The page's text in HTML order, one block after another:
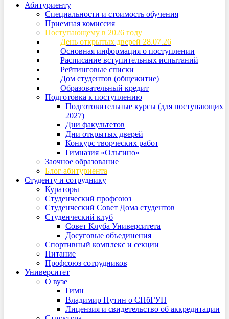
Абитуриенту
Специальности и стоимость обучения
Приемная комиссия
Поступающему в 2026 году
День открытых дверей 28.07.26
Основная информация о поступлении
Расписание вступительных испытаний
Рейтинговые списки
Дом студентов (общежитие)
Образовательный кредит
Подготовка к поступлению
Подготовительные курсы (для поступающих
2027)
Дни факультетов
Дни открытых дверей
Конкурс творческих работ
Гимназия «Ольгино»
Заочное образование
Блог абитуриента
Студенту и сотруднику
Кураторы
Студенческий профсоюз
Студенческий Совет Дома студентов
Студенческий клуб
Совет Клуба Университета
Досуговые объединения
Спортивный комплекс и секции
Питание
Профсоюз сотрудников
Университет
О вузе
Гимн
Владимир Путин о СПбГУП
Лицензия и свидетельство об аккредитации